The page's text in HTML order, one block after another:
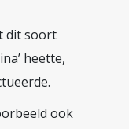
dit soort
heette,
ook